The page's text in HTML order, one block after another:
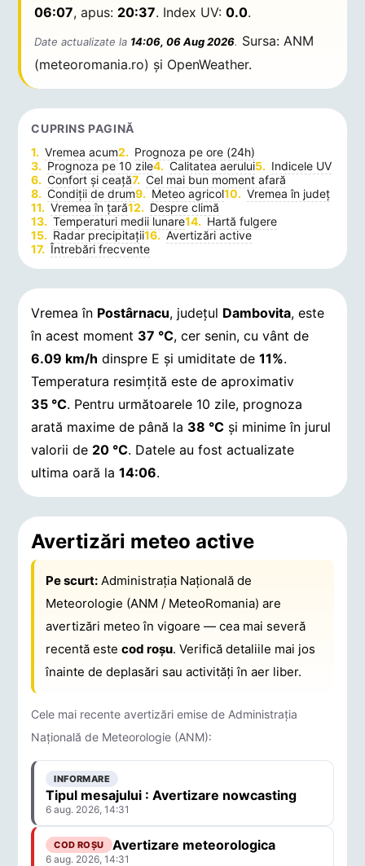
06:07, apus: 20:37. Index UV:0.0.
Date actualizate la 14:06, 06 Aug 2026. Sursa: ANM
(meteoromania.ro) și OpenWeather.
CUPRINS PAGINĂ
Vremea acum
Prognoza pe ore (24h)
Prognoza pe 10 zile
Calitatea aerului
Indicele UV
Confort și ceață
Cel mai bun moment afară
Condiții de drum
Meteo agricol
Vremea în județ
Vremea în țară
Despre climă
Temperaturi medii lunare
Hartă fulgere
Radar precipitații
Avertizări active
Întrebări frecvente
Vremea în Postârnacu, județul Dambovita, este
în acest moment 37 °C, cer senin, cu vânt de
6.09 km/h dinspre E și umiditate de11%.
Temperatura resimțită este de aproximativ
35 °C. Pentru următoarele 10 zile, prognoza
arată maxime de până la 38 °C și minime în jurul
valorii de 20 °C. Datele au fost actualizate
ultima oară la14:06.
Avertizări meteo active
Pe scurt: Administrația Națională de
Meteorologie (ANM / MeteoRomania) are
avertizări meteo în vigoare — cea mai severă
recentă estecod roșu. Verifică detaliile mai jos
înainte de deplasări sau activități în aer liber.
Cele mai recente avertizări emise de Administrația
Națională de Meteorologie (ANM):
INFORMARE
Tipul mesajului : Avertizare nowcasting
6 aug. 2026, 14:31
COD ROȘU Avertizare meteorologica
6 aug. 2026, 14:31